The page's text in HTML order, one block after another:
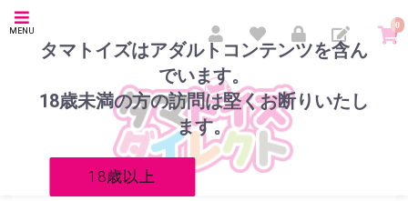
タマトイズはアダルトコンテンツを含ん
でいます。
18歳未満の方の訪問は堅くお断りいたし
ます。
18歳以上
MENU
0